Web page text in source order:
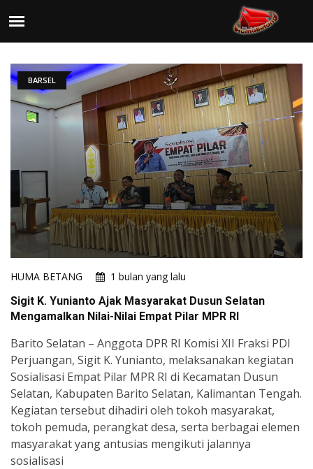
BARSEL
HUMA BETANG
1 bulan yang lalu
Sigit K. Yunianto Ajak Masyarakat Dusun Selatan
Mengamalkan Nilai-Nilai Empat Pilar MPR RI
Barito Selatan – Anggota DPR RI Komisi XII Fraksi PDI
Perjuangan, Sigit K. Yunianto, melaksanakan kegiatan
Sosialisasi Empat Pilar MPR RI di Kecamatan Dusun
Selatan, Kabupaten Barito Selatan, Kalimantan Tengah.
Kegiatan tersebut dihadiri oleh tokoh masyarakat,
tokoh pemuda, perangkat desa, serta berbagai elemen
masyarakat yang antusias mengikuti jalannya
sosialisasi